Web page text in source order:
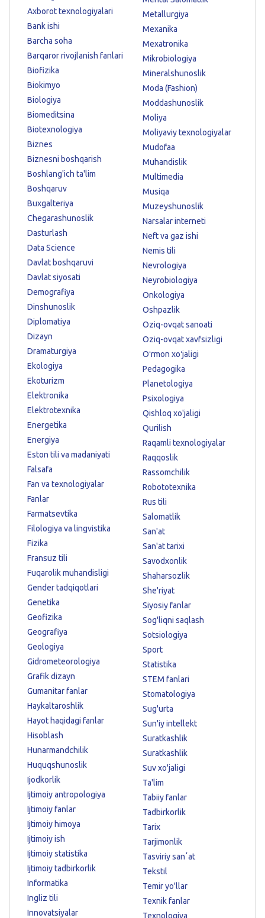
Axborot texnologiyalari
Bank ishi
Barcha soha
Barqaror rivojlanish fanlari
Biofizika
Biokimyo
Biologiya
Biomeditsina
Biotexnologiya
Biznes
Biznesni boshqarish
Boshlang'ich ta'lim
Boshqaruv
Buxgalteriya
Chegarashunoslik
Dasturlash
Data Science
Davlat boshqaruvi
Davlat siyosati
Demografiya
Dinshunoslik
Diplomatiya
Dizayn
Dramaturgiya
Ekologiya
Ekoturizm
Elektronika
Elektrotexnika
Energetika
Energiya
Eston tili va madaniyati
Falsafa
Fan va texnologiyalar
Fanlar
Farmatsevtika
Filologiya va lingvistika
Fizika
Fransuz tili
Fuqarolik muhandisligi
Gender tadqiqotlari
Genetika
Geofizika
Geografiya
Geologiya
Gidrometeorologiya
Grafik dizayn
Gumanitar fanlar
Haykaltaroshlik
Hayot haqidagi fanlar
Hisoblash
Hunarmandchilik
Huquqshunoslik
Ijodkorlik
Ijtimoiy antropologiya
Ijtimoiy fanlar
Ijtimoiy himoya
Ijtimoiy ish
Ijtimoiy statistika
Ijtimoiy tadbirkorlik
Informatika
Ingliz tili
Innovatsiyalar
Metallurgiya
Mexanika
Mexatronika
Mikrobiologiya
Mineralshunoslik
Moda (Fashion)
Moddashunoslik
Moliya
Moliyaviy texnologiyalar
Mudofaa
Muhandislik
Multimedia
Musiqa
Muzeyshunoslik
Narsalar interneti
Neft va gaz ishi
Nemis tili
Nevrologiya
Neyrobiologiya
Onkologiya
Oshpazlik
Oziq-ovqat sanoati
Oziq-ovqat xavfsizligi
Oʻrmon xoʻjaligi
Pedagogika
Planetologiya
Psixologiya
Qishloq xo'jaligi
Qurilish
Raqamli texnologiyalar
Raqqoslik
Rassomchilik
Robototexnika
Rus tili
Salomatlik
San'at
San'at tarixi
Savodxonlik
Shaharsozlik
She'riyat
Siyosiy fanlar
Sog'liqni saqlash
Sotsiologiya
Sport
Statistika
STEM fanlari
Stomatologiya
Sug'urta
Sun'iy intellekt
Suratkashlik
Suratkashlik
Suv xo'jaligi
Ta'lim
Tabiiy fanlar
Tadbirkorlik
Tarix
Tarjimonlik
Tasviriy sanʼat
Tekstil
Temir yo'llar
Texnik fanlar
Texnologiya